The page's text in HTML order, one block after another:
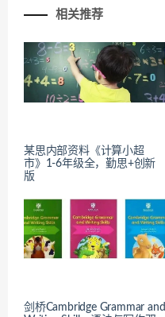
相关推荐
某思内部资料《计算小超
市》1-6年级全，勤思+创新
版
剑桥Cambridge Grammar and